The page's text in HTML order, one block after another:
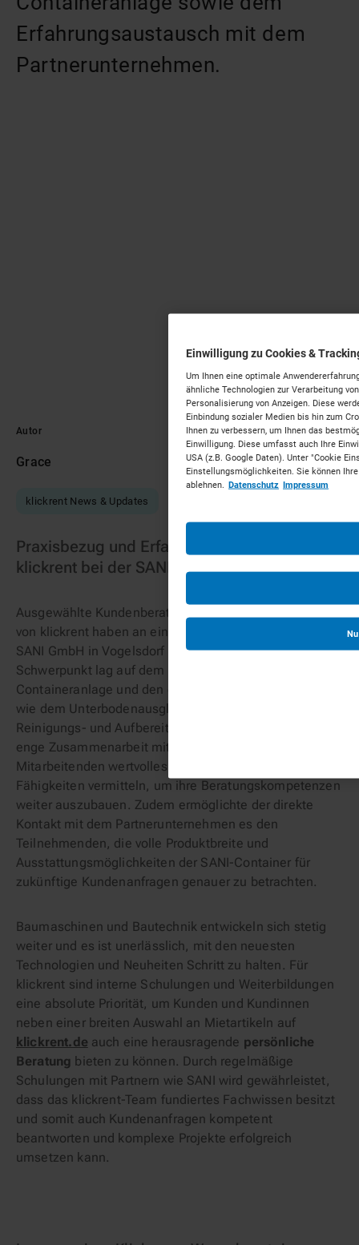
Erfahrungsaustausch mit dem
Partnerunternehmen.
Autor
Grace
Veröffentlicht am
13 Juni 2023
klickrent News & Updates
Praxisbezug und Erfahrungsaustausch –
klickrent bei der SANI Containerschulung
Ausgewählte Kundenberater und Kundenberaterinnen
von klickrent haben an einer Containerschulung bei der
SANI GmbH in Vogelsdorf teilgenommen. Der
Schwerpunkt lag auf dem Aufbau einer Duo-
Containeranlage und den damit verbundenen Aspekten
wie dem Unterbodenausgleich, der Abdichtung sowie
Reinigungs- und Aufbereitungsprozessen. Durch die
enge Zusammenarbeit mit SANI konnte klickrent seinen
Mitarbeitenden wertvolles Fachwissen und praktische
Fähigkeiten vermitteln, um ihre Beratungskompetenzen
weiter auszubauen. Zudem ermöglichte der direkte
Kontakt mit dem Partnerunternehmen es den
Teilnehmenden, die volle Produktbreite und
Ausstattungsmöglichkeiten der SANI-Container für
zukünftige Kundenanfragen genauer zu betrachten.
Baumaschinen und Bautechnik entwickeln sich stetig
weiter und es ist unerlässlich, mit den neuesten
Technologien und Neuheiten Schritt zu halten. Für
klickrent sind interne Schulungen und Weiterbildungen
eine absolute Priorität, um Kunden und Kundinnen
neben einer breiten Auswahl an Mietartikeln auf
klickrent.de auch eine herausragende persönliche
Beratung bieten zu können. Durch regelmäßige
Schulungen mit Partnern wie SANI wird gewährleistet,
dass das klickrent-Team fundiertes Fachwissen besitzt
und somit auch Kundenanfragen kompetent
beantworten und komplexe Projekte erfolgreich
umsetzen kann.
Einwilligung zu Cookies &
Um Ihnen eine optimale
ähnliche Technologien zur Verarbeitung
Personalisierung von Anzeigen. Diese
Einbindung sozialer Medien bis hin zum
Ihnen zu verbessern, um Ihnen das
Einwilligung. Diese umfasst auch Ihre
USA (z.B. Google Daten). Unter "Cookie
Einstellungsmöglichkeiten. Sie können
ablehnen. Datenschutz Impressum